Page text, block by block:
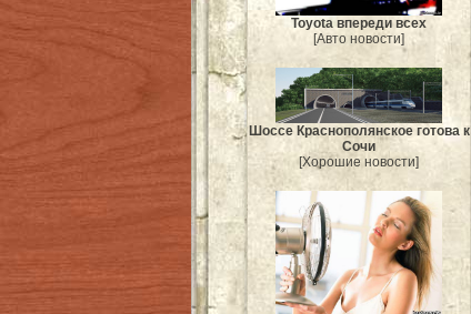
Toyota впереди всех
[Авто новости]
Шоссе Краснополянское готова к
Сочи
[Хорошие новости]